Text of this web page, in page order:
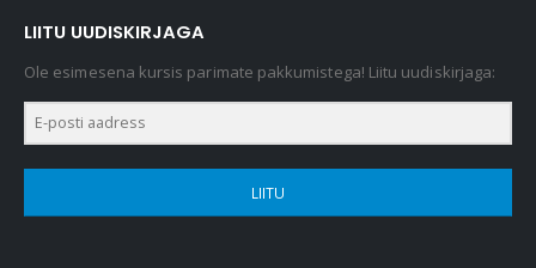
LIITU UUDISKIRJAGA
Ole esimesena kursis parimate pakkumistega! Liitu uudiskirjaga:
LIITU